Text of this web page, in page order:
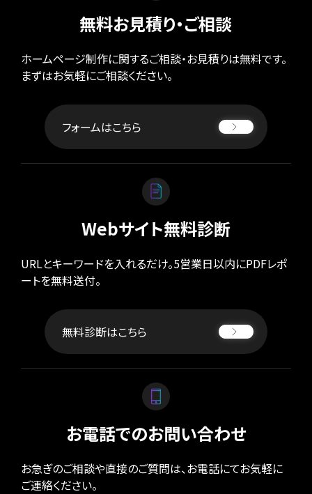
無料お見積り・ご相談
ホームページ制作に関するご相談・お見積りは無料です。
まずはお気軽にご相談ください。
フォームはこちら
Webサイト無料診断
URLとキーワードを入れるだけ。5営業日以内にPDFレポ
ートを無料送付。
無料診断はこちら
お電話でのお問い合わせ
お急ぎのご相談や直接のご質問は、お電話にてお気軽に
ご連絡ください。